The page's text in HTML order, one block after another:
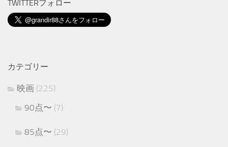
TWITTERフォロー
カテゴリー
映画 (225)
90点〜 (7)
85点〜 (29)